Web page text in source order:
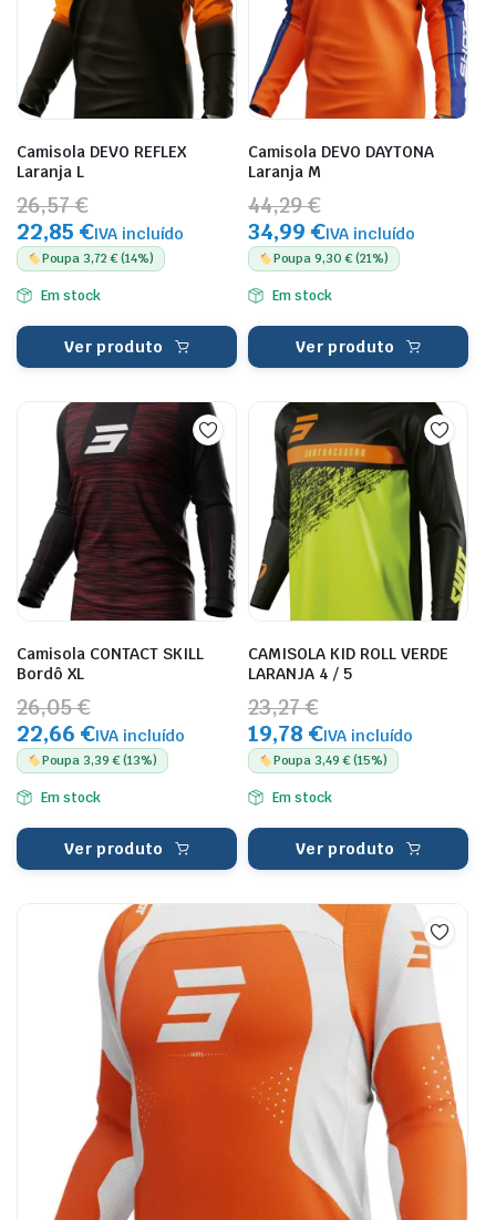
Camisola DEVO REFLEX
Laranja L
26,57 €
22,85 €IVA incluído
Poupa 3,72 € (14%)
Em stock
Ver produto
Camisola DEVO DAYTONA
Laranja M
44,29 €
34,99 €IVA incluído
Poupa 9,30 € (21%)
Em stock
Ver produto
Camisola CONTACT SKILL
Bordô XL
26,05 €
22,66 €IVA incluído
Poupa 3,39 € (13%)
Em stock
Ver produto
CAMISOLA KID ROLL VERDE
LARANJA 4 / 5
23,27 €
19,78 €IVA incluído
Poupa 3,49 € (15%)
Em stock
Ver produto